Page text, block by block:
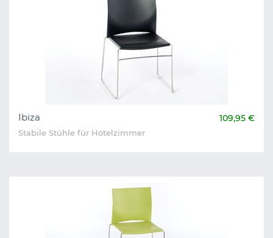
Ibiza 109,95 €
Stabile Stühle für Hotelzimmer